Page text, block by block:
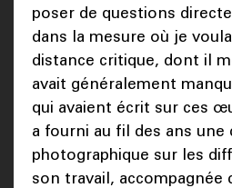
poser de questions
dans la mesure où je
distance critique, dont il
avait généralement
qui avaient écrit sur ces
a fourni au fil des ans
photographique sur les
son travail, accompagnée